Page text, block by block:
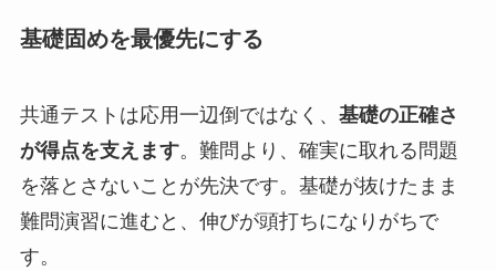
基礎固めを最優先にする
共通テストは応用一辺倒ではなく、 基礎の正確さ
が得点を支えます。難問より、確実に取れる問題
を落とさないことが先決です。基礎が抜けたまま
難問演習に進むと、伸びが頭打ちになりがちで
す。